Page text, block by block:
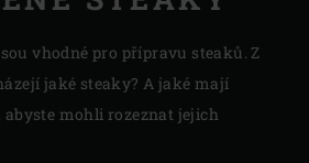
vhodné pro přípravu steaků. Z
jaké steaky? A jaké mají
mohli rozeznat jejich